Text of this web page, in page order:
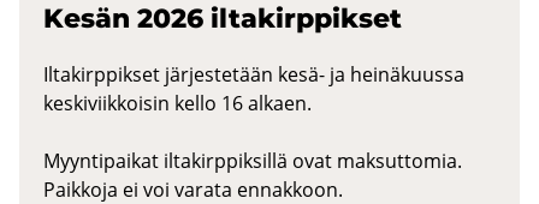
Kesän 2026 il­ta­kirp­pik­set
Iltakirppikset järjestetään kesä- ja heinäkuussa
keskiviikkoisin kello 16 alkaen.
Myyntipaikat iltakirppiksillä ovat maksuttomia.
Paikkoja ei voi varata ennakkoon.